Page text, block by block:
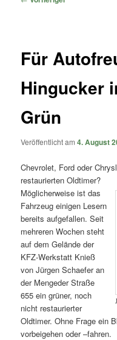
Für
Hingucker
Grün
Veröffentlicht am4. August
Chevrolet, Ford oder
restaurierten Oldtimer?
Möglicherweise ist das
Fahrzeug einigen Lesern
bereits aufgefallen. Seit
mehreren Wochen steht
auf dem Gelände der
KFZ-Werkstatt Knieß
von Jürgen Schaefer an
der Mengeder Straße
655 ein grüner, noch
nicht restaurierter
Oldtimer. Ohne Frage ein
vorbeigehen oder –fahren.